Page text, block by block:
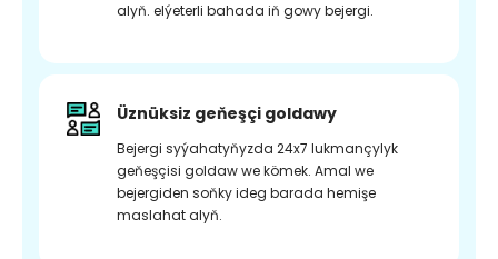
alyň. elýeterli bahada iň gowy bejergi.
Üznüksiz geňeşçi goldawy
Bejergi syýahatyňyzda 24x7 lukmançylyk
geňeşçisi goldaw we kömek. Amal we
bejergiden soňky ideg barada hemişe
maslahat alyň.